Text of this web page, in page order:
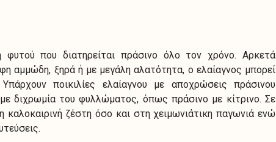
φυτού που διατηρείται πράσινο όλο τον χρόνο. Αρκετά
αμμώδη, ξηρά ή με μεγάλη αλατότητα, ο ελαίαγνος μπορεί
ποικιλίες ελαίαγνου με αποχρώσεις πράσινου
διχρωμία του φυλλώματος, όπως πράσινο με κίτρινο. Σε
ζέστη όσο και στη χειμωνιάτικη παγωνιά ενώ